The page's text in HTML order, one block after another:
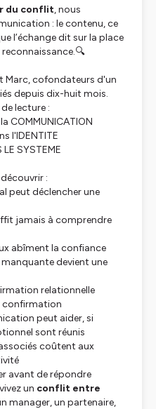
du conflit, nous
: le contenu, ce
l’échange dit sur la place
Marc, cofondateurs d'un
depuis dix-huit mois.
lecture :
COMMUNICATION
l'IDENTITE
SYSTEME
:
peut déclencher une
jamais à comprendre
abîment la confiance
devient une
relationnelle
confirmation
peut aider, si
sont réunis
coûtent aux
avant de répondre
un conflit entre
manager, un partenaire,